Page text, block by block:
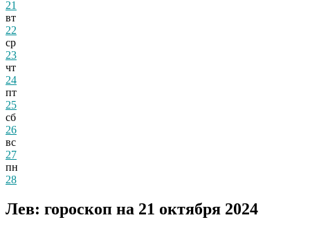
21
вт
22
ср
23
чт
24
пт
25
сб
26
вс
27
пн
28
Лев: гороскоп на 21 октября 2024